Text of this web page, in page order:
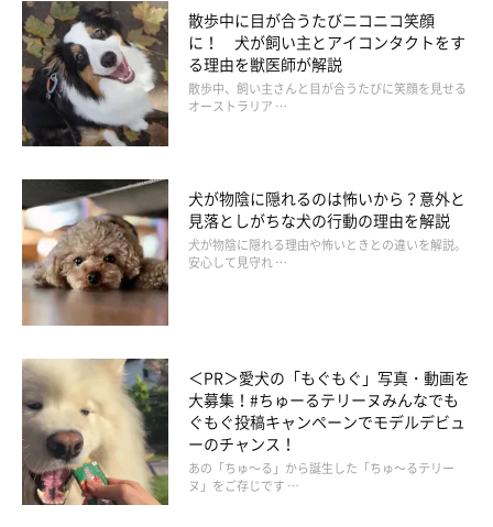
いぬのきもち投稿写真ギャラリー
――冬太りを予防するため、運動面で気を付けることはあります
か。
「寒さを嫌う犬、寒さが苦手な犬は、散歩に行きたがらなくなる
と思います。その場合は室内のドッグランを利用したり、自宅で
体力を消費できる引っ張り合いやボール遊びを取り入れたりしま
しょう」
寒い季節に活動量が減るのは人も犬も同じようです。愛犬は飼い
主さんの生活の影響を受けやすいので、体重管理に気をつけまし
ょう。
散歩中に目が合うたびニコニコ笑顔
に！ 犬が飼い主とアイコンタクトをす
る理由を獣医師が解説
散歩中、飼い主さんと目が合うたびに笑顔を見せる
オーストラリア …
犬が物陰に隠れるのは怖いから？意外と
見落としがちな犬の行動の理由を解説
犬が物陰に隠れる理由や怖いときとの違いを解説。
安心して見守れ …
＜PR＞愛犬の「もぐもぐ」写真・動画を
大募集！#ちゅーるテリーヌみんなでも
ぐもぐ投稿キャンペーンでモデルデビュ
ーのチャンス！
あの「ちゅ～る」から誕生した「ちゅ～るテリー
ヌ」をご存じです …